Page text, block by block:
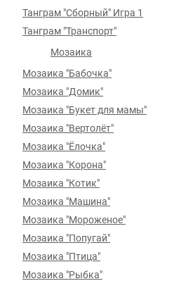
Танграм "Сборный" Игра 1
Танграм "Транспорт"
Мозаика
Мозаика "Бабочка"
Мозаика "Домик"
Мозаика "Букет для мамы"
Мозаика "Вертолёт"
Мозаика "Ёлочка"
Мозаика "Корона"
Мозаика "Котик"
Мозаика "Машина"
Мозаика "Мороженое"
Мозаика "Попугай"
Мозаика "Птица"
Мозаика "Рыбка"